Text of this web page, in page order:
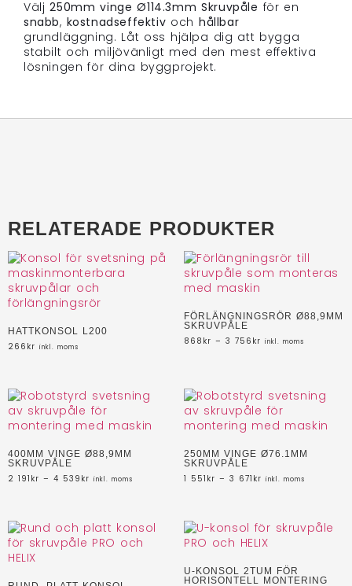
Välj250mm vinge Ø114.3mm Skruvpåle för en
snabb, kostnadseffektiv ochhållbar
grundläggning. Låt oss hjälpa dig att bygga
stabilt och miljövänligt med den mest effektiva
lösningen för dina byggprojekt.
RELATERADE PRODUKTER
HATTKONSOL L200
266 kr inkl. moms
FÖRLÄNGNINGSRÖR Ø88,9MM
SKRUVPÅLE
868 kr – 3 756 kr inkl. moms
400MM VINGE Ø88,9MM
SKRUVPÅLE
2 191 kr – 4 539 kr inkl. moms
250MM VINGE Ø76.1MM
SKRUVPÅLE
1 551 kr – 3 671 kr inkl. moms
U-KONSOL 2TUM FÖR
HORISONTELL MONTERING